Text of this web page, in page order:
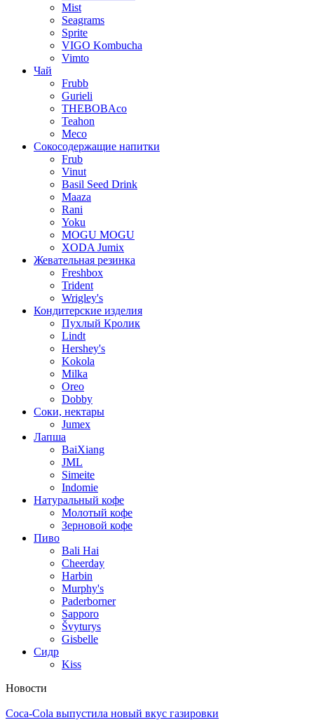
Mist
Seagrams
Sprite
VIGO Kombucha
Vimto
Чай
Frubb
Gurieli
THEBOBAco
Teahon
Meco
Сокосодержащие напитки
Frub
Vinut
Basil Seed Drink
Maaza
Rani
Yoku
MOGU MOGU
XODA Jumix
Жевательная резинка
Freshbox
Trident
Wrigley's
Кондитерские изделия
Пухлый Кролик
Lindt
Hershey's
Kokola
Milka
Oreo
Dobby
Соки, нектары
Jumex
Лапша
BaiXiang
JML
Simeite
Indomie
Натуральный кофе
Молотый кофе
Зерновой кофе
Пиво
Bali Hai
Cheerday
Harbin
Murphy's
Paderborner
Sapporo
Švyturys
Gisbelle
Сидр
Kiss
Новости
Coca-Cola выпустила новый вкус газировки